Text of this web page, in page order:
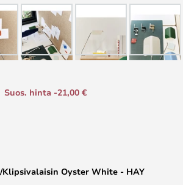
Oyster White - HAY
Suos. hinta -21,00 €